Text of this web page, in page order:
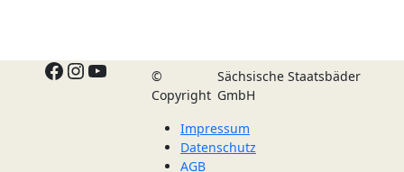
Facebook
Instagram
YouTube
©
Copyright
Sächsische Staatsbäder
GmbH
Impressum
Datenschutz
AGB